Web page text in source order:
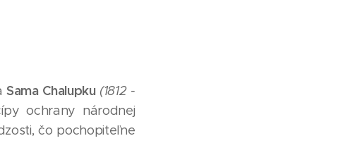
Sama Chalupku (1812 -
ochrany národnej
čo pochopiteľne